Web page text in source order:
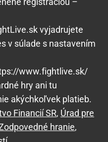
vyjadrujete
v súlade s nastavením
www.fightlive.sk/
hry ani tu
akýchkoľvek platieb.
Financií SR, Úrad pre
hranie,